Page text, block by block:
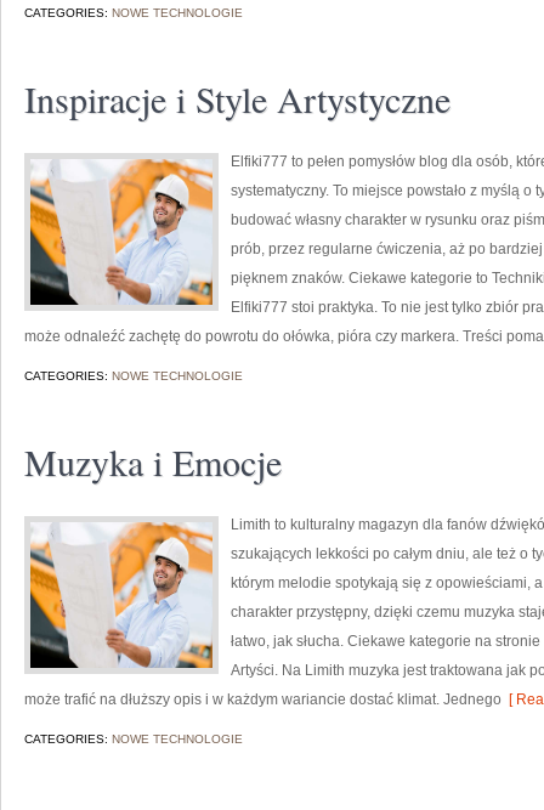
CATEGORIES: NOWE TECHNOLOGIE
Inspiracje i Style Artystyczne
Elfiki777 to pełen pomysłów blog dla osób,
systematyczny. To miejsce powstało z myślą
budować własny charakter w rysunku oraz
prób, przez regularne ćwiczenia, aż po
pięknem znaków. Ciekawe kategorie to
Elfiki777 stoi praktyka. To nie jest tylko zbiór
może odnaleźć zachętę do powrotu do ołówka, pióra czy markera. Treści
CATEGORIES: NOWE TECHNOLOGIE
Muzyka i Emocje
Limith to kulturalny magazyn dla fanów
szukających lekkości po całym dniu, ale też o
którym melodie spotykają się z opowieściami,
charakter przystępny, dzięki czemu muzyka
łatwo, jak słucha. Ciekawe kategorie na
Artyści. Na Limith muzyka jest traktowana jak
może trafić na dłuższy opis i w każdym wariancie dostać klimat. Jednego [
CATEGORIES: NOWE TECHNOLOGIE